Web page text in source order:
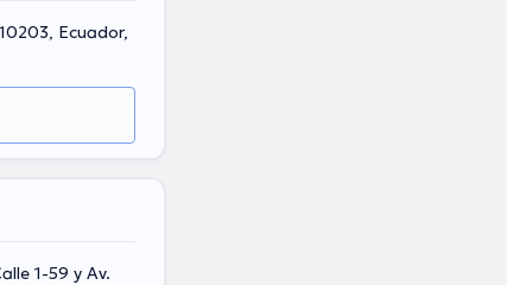
Ecuador,
1-59 y Av.